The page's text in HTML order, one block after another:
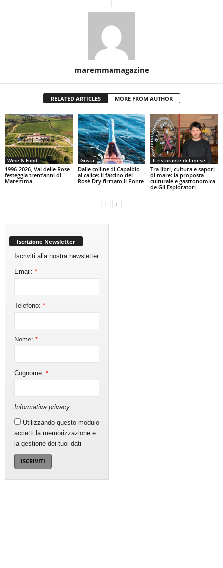
maremmamagazine
RELATED ARTICLES MORE FROM AUTHOR
Wine & Food
1996-2026, Val delle Rose
festeggia trent’anni di
Maremma
Gusta
Dalle colline di Capalbio
al calice: il fascino del
Rosé Dry firmato Il Ponte
Il ristorante del mese
Tra libri, cultura e sapori
di mare: la proposta
culturale e gastronomica
de Gli Esploratori
Iscrizione Newsletter
Iscriviti alla nostra newsletter
Email:*
Telefono:*
Nome:*
Cognome:*
Informativa privacy.
Utilizzando questo modulo
accetti la memorizzazione e
la gestione dei tuoi dati